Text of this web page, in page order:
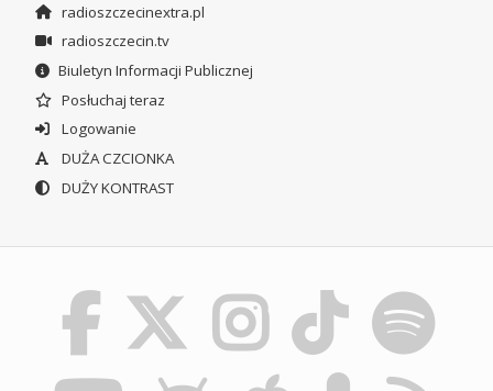
radioszczecinextra.pl
radioszczecin.tv
Biuletyn Informacji Publicznej
Posłuchaj teraz
Logowanie
DUŻA CZCIONKA
DUŻY KONTRAST